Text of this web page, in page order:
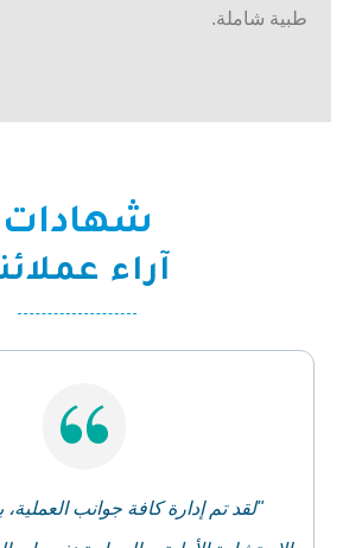
طبية شاملة.
شهادات
آراء
"لقد تم إدارة كافة جوانب